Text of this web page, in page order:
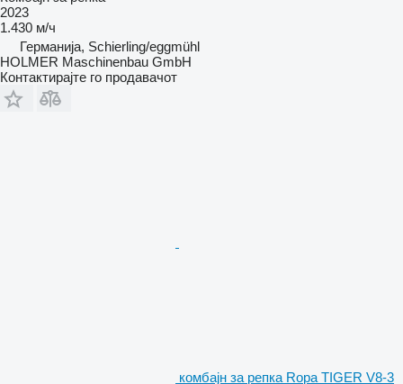
2023
1.430 м/ч
Германија, Schierling/eggmühl
HOLMER Maschinenbau GmbH
Контактирајте го продавачот
комбајн за репка Ropa TIGER V8-3